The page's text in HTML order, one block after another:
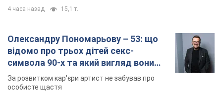
4 часа назад 15,1 т.
Олександру Пономарьову – 53: що
відомо про трьох дітей секс-
символа 90-х та який вигляд вони
мають
За розвитком кар'єри артист не забував про
особисте щастя